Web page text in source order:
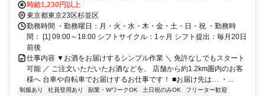
歩約13分、西武新宿線 上井草北口徒歩約17分 ※マイカー（車・バイ
ク）通勤不可
時給1,230円以上
東京都東京23区杉並区
勤務時間 ・勤務曜日：月・火・水・木・金・土・日・祝 ・勤務時
間： [1] 09:00～18:00 シフトサイクル：1ヶ月 シフト提出：毎月20日
前後
仕事内容 ▼お酒をお届けするシンプル作業 ＼ 免許なしでもスタート
可能 ／ ご注文いただいたお酒などを、 店舗から約1.2km圏内のお客
様へ 台車や自転車でお届けするお仕事です！ ■お届け先は… ・...
制服あり 社員登用あり 副業・WワークOK 土日祝のみOK
フリーター歓迎